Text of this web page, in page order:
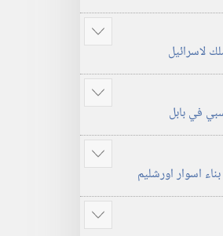
لاسرائيل
عرض
في بابل
عرض
اسوار اورشليم
عرض
عرض